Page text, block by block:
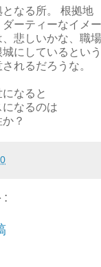
なる所。 根拠地
ーティーなイメー
悲しいかな、職
にしているとい
れるだろうな。
なると
なるのは
？
: